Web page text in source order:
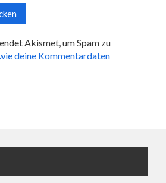
Akismet, um Spam zu
deine Kommentardaten